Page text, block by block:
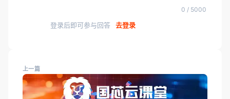
0 / 5000
登录后即可参与回答 去登录
上一篇